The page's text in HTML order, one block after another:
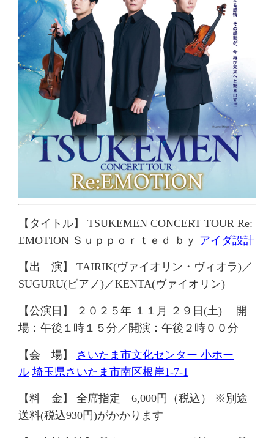
【タイトル】 TSUKEMEN CONCERT TOUR Re:
EMOTION Ｓｕｐｐｏｒｔｅｄ ｂｙ アイダ設計
【出 演】 TAIRIK(ヴァイオリン・ヴィオラ)／
SUGURU(ピアノ)／KENTA(ヴァイオリン)
【公演日】 ２０２５ 年 １１月 ２９日 (土)
開
場：午後 １ 時１５分／開演：午後２時 ００ 分
【会 場】
さいたま市文化センター 小ホー
ル 埼玉県さいたま市南区根岸1-7-1
【料 金】 全席指定 6,000円（税込） ※別途
送料(税込930円)がかかります